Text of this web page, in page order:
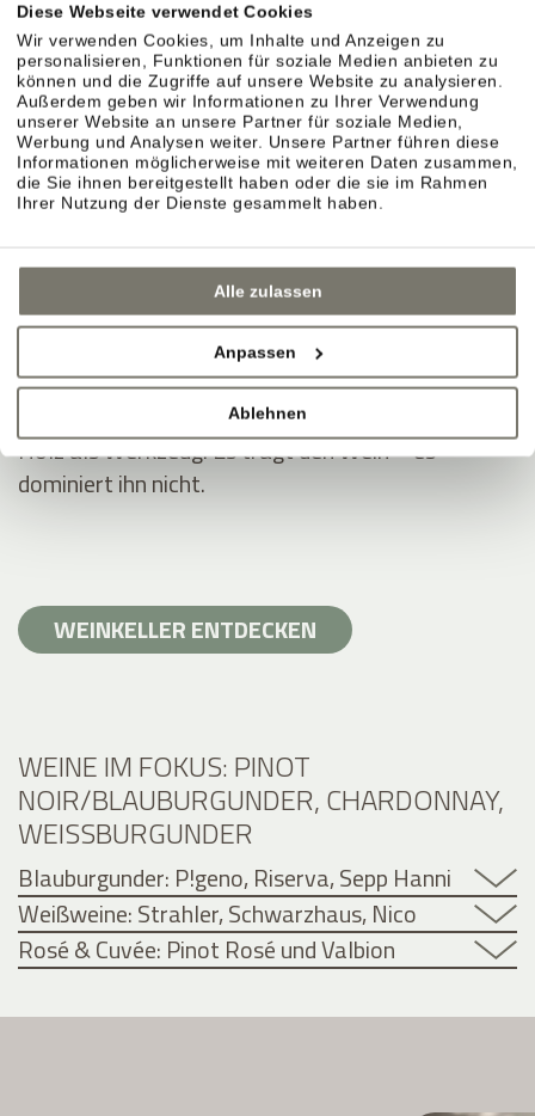
Diese Webseite verwendet Cookies
Wir verwenden Cookies, um Inhalte und Anzeigen zu
personalisieren, Funktionen für soziale Medien anbieten zu
können und die Zugriffe auf unsere Website zu analysieren.
Außerdem geben wir Informationen zu Ihrer Verwendung
unserer Website an unsere Partner für soziale Medien,
Werbung und Analysen weiter. Unsere Partner führen diese
Informationen möglicherweise mit weiteren Daten zusammen,
die Sie ihnen bereitgestellt haben oder die sie im Rahmen
Ihrer Nutzung der Dienste gesammelt haben.
Alle zulassen
Anpassen
Ablehnen
KELLER & AUSBAU
Sorgfalt im Ausbau.
Im Weinberg entsteht der Stil. Im Keller wird er
präzise begleitet. Jahr für Jahr neu.
Naturmaterialien sorgen für Ruhe.
Lehm, Ton, offener Boden, Lehm-Kalk. Ein Klima,
Ausbau in Eichenholzfässern.
Holz als Werkzeug. Es trägt den Wein – es
dominiert ihn nicht.
WEINKELLER ENTDECKEN
WEINE IM FOKUS: PINOT
NOIR/BLAUBURGUNDER, CHARDONNAY,
WEISSBURGUNDER
Blauburgunder: P!geno, Riserva, Sepp Hanni
Weißweine: Strahler, Schwarzhaus, Nico
Rosé & Cuvée: Pinot Rosé und Valbion